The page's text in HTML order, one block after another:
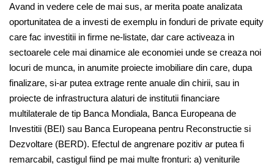
Avand in vedere cele de mai sus, ar merita poate analizata
oportunitatea de a investi de exemplu in fonduri de private equity
care fac investitii in firme ne-listate, dar care activeaza in
sectoarele cele mai dinamice ale economiei unde se creaza noi
locuri de munca, in anumite proiecte imobiliare din care, dupa
finalizare, si-ar putea extrage rente anuale din chirii, sau in
proiecte de infrastructura alaturi de institutii financiare
multilaterale de tip Banca Mondiala, Banca Europeana de
Investitii (BEI) sau Banca Europeana pentru Reconstructie si
Dezvoltare (BERD). Efectul de angrenare pozitiv ar putea fi
remarcabil, castigul fiind pe mai multe fronturi: a) veniturile